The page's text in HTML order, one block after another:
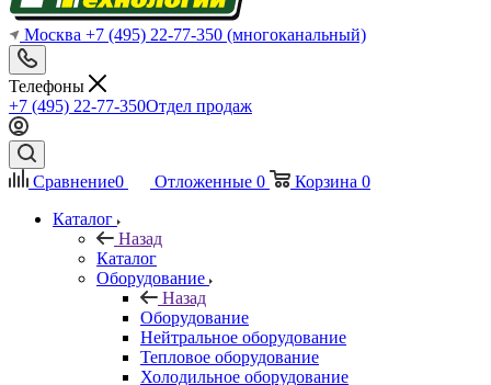
Москва +7 (495) 22-77-350 (многоканальный)
Телефоны
+7 (495) 22-77-350Отдел продаж
Сравнение0 Отложенные 0 Корзина 0
Каталог
Назад
Каталог
Оборудование
Назад
Оборудование
Нейтральное оборудование
Тепловое оборудование
Холодильное оборудование